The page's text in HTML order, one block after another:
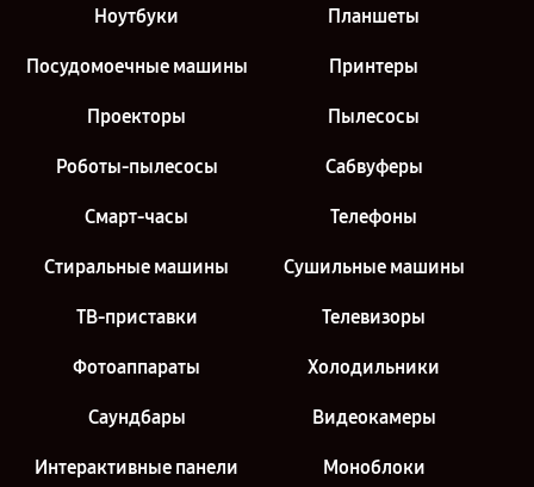
Ноутбуки Планшеты
Посудомоечные машины Принтеры
Проекторы Пылесосы
Роботы-пылесосы Сабвуферы
Смарт-часы Телефоны
Стиральные машины Сушильные машины
ТВ-приставки Телевизоры
Фотоаппараты Холодильники
Саундбары Видеокамеры
Интерактивные панели Моноблоки